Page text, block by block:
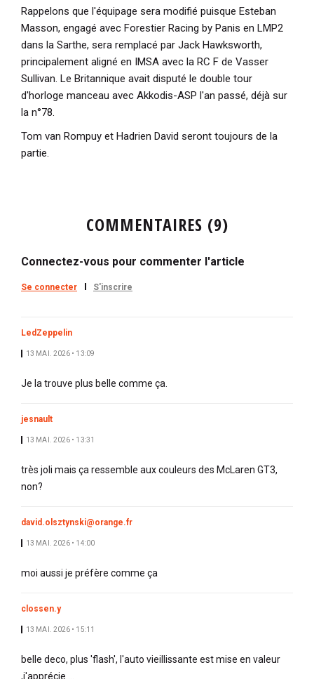
Rappelons que l'équipage sera modifié puisque Esteban
Masson, engagé avec Forestier Racing by Panis en LMP2
dans la Sarthe, sera remplacé par Jack Hawksworth,
principalement aligné en IMSA avec la RC F de Vasser
Sullivan. Le Britannique avait disputé le double tour
d'horloge manceau avec Akkodis-ASP l'an passé, déjà sur
la n°78.
Tom van Rompuy et Hadrien David seront toujours de la
partie.
COMMENTAIRES (9)
Connectez-vous pour commenter l'article
Se connecter S'inscrire
LedZeppelin
13 MAI. 2026 • 13:09
Je la trouve plus belle comme ça.
jesnault
13 MAI. 2026 • 13:31
très joli mais ça ressemble aux couleurs des McLaren GT3,
non?
david.olsztynski@orange.fr
13 MAI. 2026 • 14:00
moi aussi je préfère comme ça
clossen.y
13 MAI. 2026 • 15:11
belle deco, plus 'flash', l'auto vieillissante est mise en valeur
,j'apprécie....